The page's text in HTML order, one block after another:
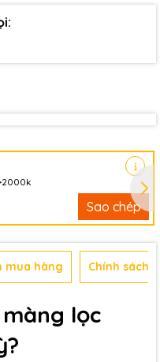
Sao chép
mua hàng Chính sách
lọc